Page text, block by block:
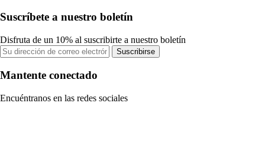
Suscríbete a nuestro boletín
Disfruta de un 10% al suscribirte a nuestro boletín
Suscribirse
Mantente conectado
Encuéntranos en las redes sociales